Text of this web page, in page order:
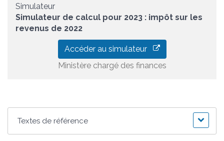
Simulateur
Simulateur de calcul pour 2023 : impôt sur les
revenus de 2022
Accéder au simulateur
Ministère chargé des finances
Textes de référence